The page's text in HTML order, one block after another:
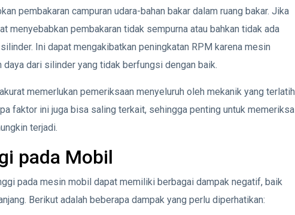
pembakaran campuran udara-bahan bakar dalam ruang bakar. Jika
menyebabkan pembakaran tidak sempurna atau bahkan tidak ada
Ini dapat mengakibatkan peningkatan RPM karena mesin
dari silinder yang tidak berfungsi dengan baik.
memerlukan pemeriksaan menyeluruh oleh mekanik yang terlatih
faktor ini juga bisa saling terkait, sehingga penting untuk memeriksa
terjadi.
pada Mobil
pada mesin mobil dapat memiliki berbagai dampak negatif, baik
Berikut adalah beberapa dampak yang perlu diperhatikan: